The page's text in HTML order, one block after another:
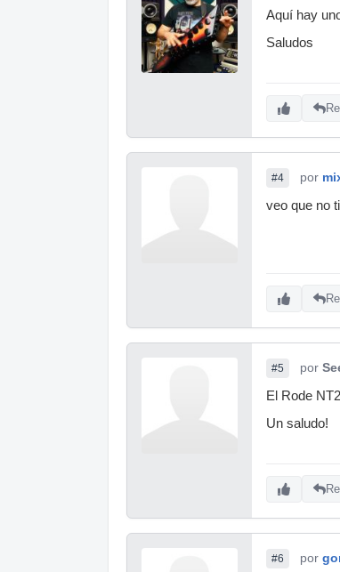
Aquí hay
Saludos
#4 por
veo que no
#5 por
El Rode
Un saludo!
#6 por